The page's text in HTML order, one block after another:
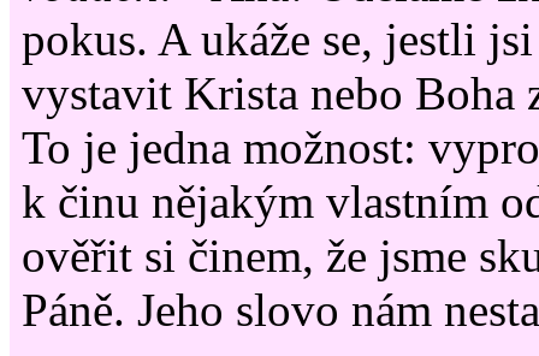
pokus. A ukáže se, jestli
vystavit Krista nebo Boha
To je jedna možnost:
k činu nějakým vlastním
ověřit si činem, že jsme
Páně. Jeho slovo nám